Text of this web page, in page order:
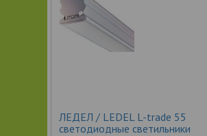
ЛЕДЕЛ / LEDEL L-trade 55
светодиодные светильники